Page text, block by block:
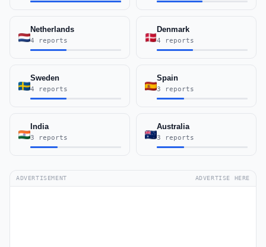
Netherlands
4 reports
Denmark
4 reports
Sweden
4 reports
Spain
3 reports
India
3 reports
Australia
3 reports
ADVERTISEMENT ADVERTISE HERE